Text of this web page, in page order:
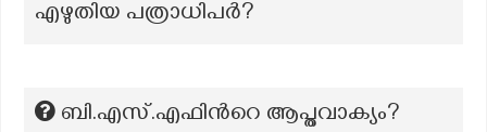
എഴുതിയ പത്രാധിപർ?
ബി.എസ്.എഫിന്‍റെ ആപ്തവാക്യം?